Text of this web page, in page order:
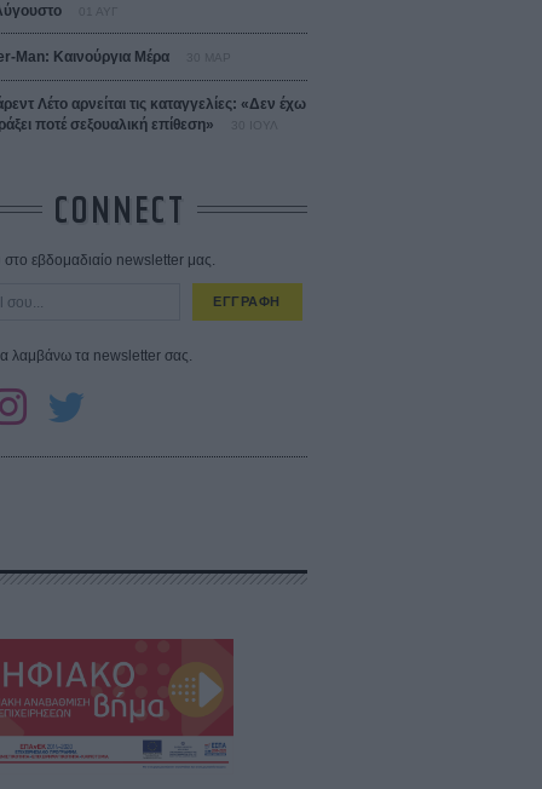
Man: Καινούργια Μέρα 30 ΜΑΡ
Λέτο αρνείται τις καταγγελίες: «Δεν έχω
ποτέ σεξουαλική επίθεση»
CONNECT
εβδομαδιαίο newsletter μας.
ΕΓΓΡΑΦΗ
λαμβάνω τα newsletter σας.